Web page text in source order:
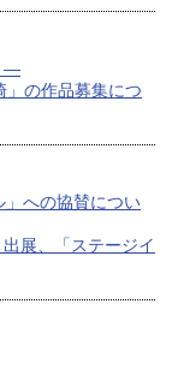
―
」の作品募集につ
」への協賛につい
展、「ステージイ